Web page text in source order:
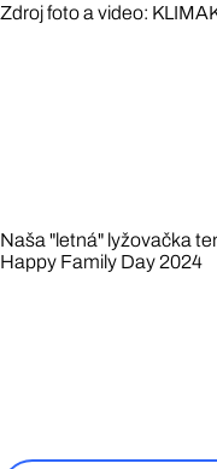
Zdroj foto a video:
Naša "letná" lyžovačka
Happy Family Day 2024